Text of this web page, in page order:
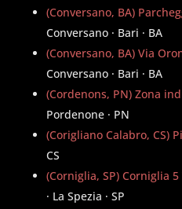
(Conversano, BA)
Conversano · Bari · BA
(Conversano, BA) Via
Conversano · Bari · BA
(Cordenons, PN) Zona
Pordenone · PN
(Corigliano Calabro, CS)
CS
(Corniglia, SP) Corniglia
· La Spezia · SP